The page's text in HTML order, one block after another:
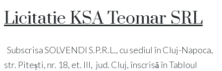
Licitatie KSA Teomar SRL
Subscrisa SOLVENDI S.P.R.L., cu sediul în Cluj-Napoca,
str. Pitești, nr. 18, et. III, jud. Cluj, înscrisă în Tabloul